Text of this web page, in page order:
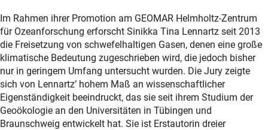
Im Rahmen ihrer Promotion am GEOMAR Helmholtz-Zentrum
für Ozeanforschung erforscht Sinikka Tina Lennartz seit 2013
die Freisetzung von schwefelhaltigen Gasen, denen eine große
klimatische Bedeutung zugeschrieben wird, die jedoch bisher
nur in geringem Umfang untersucht wurden. Die Jury zeigte
sich von Lennartz’ hohem Maß an wissenschaftlicher
Eigenständigkeit beeindruckt, das sie seit ihrem Studium der
Geoökologie an den Universitäten in Tübingen und
Braunschweig entwickelt hat. Sie ist Erstautorin dreier